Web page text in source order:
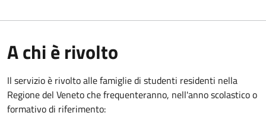
A chi è rivolto
Il servizio è rivoltoalle famiglie di studenti residenti nella
Regione del Veneto chefrequenteranno, nell'anno scolastico o
formativo di riferimento: